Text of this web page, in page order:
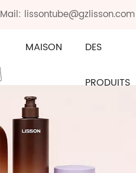
Mail: lissontube@gzlisson.com
MAISON DES
PRODUITS